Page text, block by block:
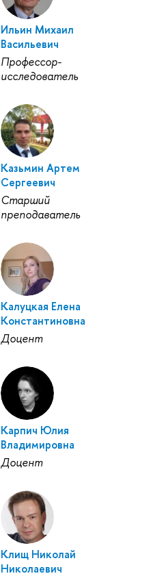
Ильин Михаил
Васильевич
Профессор-
исследователь
Казьмин Артем
Сергеевич
Старший
преподаватель
Калуцкая Елена
Константиновна
Доцент
Карпич Юлия
Владимировна
Доцент
Клищ Николай
Николаевич